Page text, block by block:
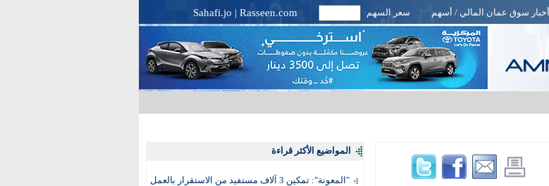
أخبار سوق عمان المالي / أسهم سعر السهم Sahafi.jo | Rasseen.com
المواضيع الأكثر قراءة
"المعونة": تمكين 3 آلاف مستفيد من الاستقرار بالعمل